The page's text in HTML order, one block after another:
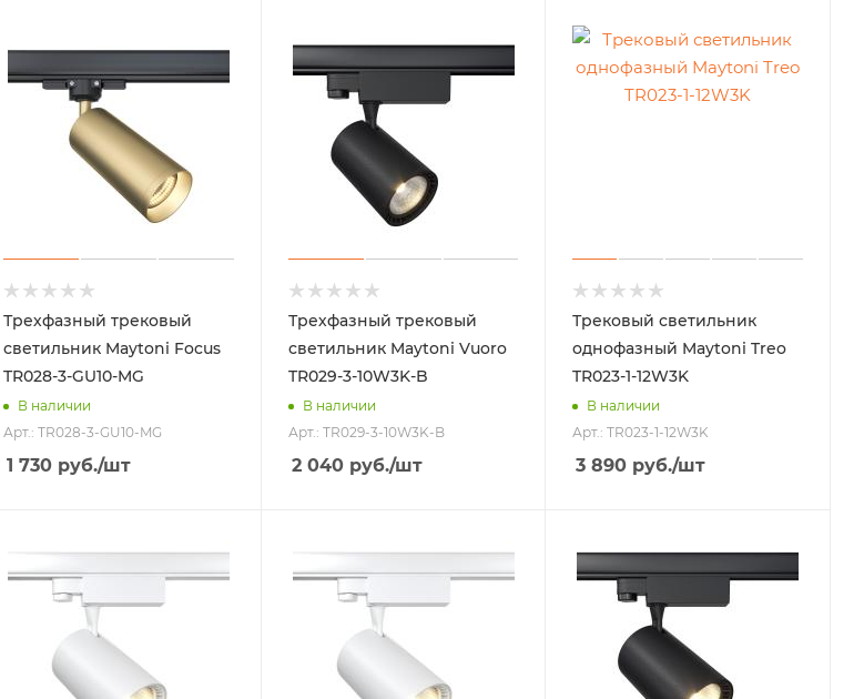
Трехфазный трековый
светильник Maytoni Focus
TR028-3-GU10-MG
В наличии
Арт.: TR028-3-GU10-MG
1 730 руб./шт
Трехфазный трековый
светильник Maytoni Vuoro
TR029-3-10W3K-B
В наличии
Арт.: TR029-3-10W3K-B
2 040руб./шт
Трековый светильник
однофазный Maytoni Treo
TR023-1-12W3K
В наличии
Арт.: TR023-1-12W3K
3 890 руб./шт